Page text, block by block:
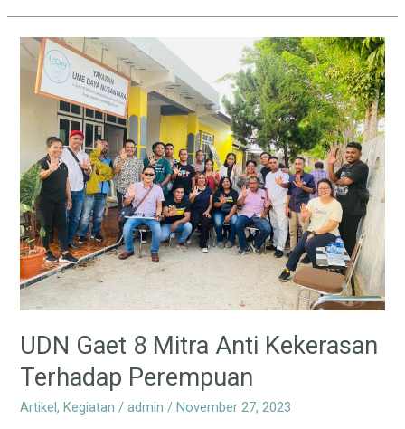
UDN Gaet 8 Mitra Anti Kekerasan
Terhadap Perempuan
Artikel, Kegiatan /admin/ November 27, 2023
UDN
Gaet
Kekerasan
Terhadap
Perempuan